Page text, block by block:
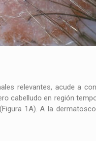
relevantes, acude a
cabelludo en región
1A). A la